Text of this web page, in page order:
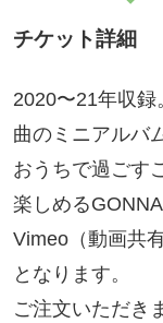
チケット詳細
2020〜21年収
曲のミニアルバ
おうちで過ごす
楽しめる
Vimeo（動画共
となります。
ご注文いただき